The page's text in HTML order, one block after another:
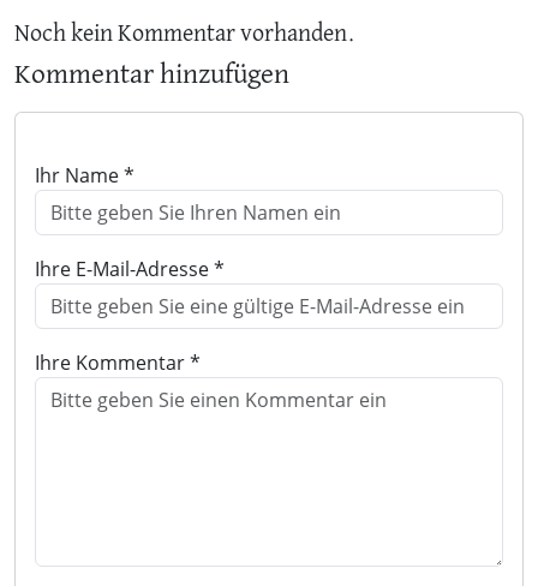
Noch kein Kommentar vorhanden.
Kommentar hinzufügen
Ihr Name *
Ihre E-Mail-Adresse *
Ihre Kommentar *